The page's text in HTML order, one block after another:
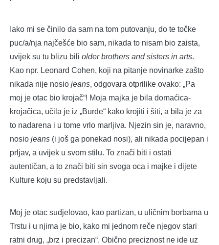
Iako mi se činilo da sam na tom putovanju, do te točke
puc/a/nja najčešće bio sam, nikada to nisam bio zaista,
uvijek su tu blizu bili older brothers and sisters in arts.
Kao npr. Leonard Cohen, koji na pitanje novinarke zašto
nikada nije nosio jeans, odgovara otprilike ovako: „Pa
moj je otac bio krojač“! Moja majka je bila domaćica-
krojačica, učila je iz „Burde“ kako krojiti i šiti, a bila je za
to nadarena i u tome vrlo marljiva. Njezin sin je, naravno,
nosio jeans (i još ga ponekad nosi), ali nikada pocijepan i
prljav, a uvijek u svom stilu. To znači biti i ostati
autentičan, a to znači biti sin svoga oca i majke i dijete
Kulture koju su predstavljali.
Moj je otac sudjelovao, kao partizan, u uličnim borbama u
Trstu i u njima je bio, kako mi jednom reče njegov stari
ratni drug, „brz i precizan“. Obično preciznost ne ide uz